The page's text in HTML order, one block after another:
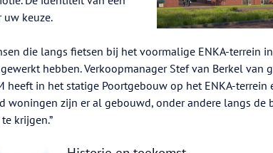
uw keuze.
die langs fietsen bij het voormalige ENKA-terrein
hebben. Verkoopmanager Stef van Berkel van
heeft in het statige Poortgebouw op het ENKA-terrein
woningen zijn er al gebouwd, onder andere langs de
krijgen.”